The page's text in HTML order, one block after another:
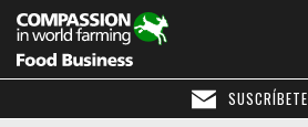
SUSCRÍBETE